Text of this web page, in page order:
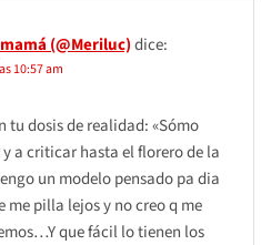
(@Meriluc)dice:
10:57 am
dosis de realidad: «Sómo
a criticar hasta el florero de la
un modelo pensado pa dia
me pilla lejos y no creo q me
que fácil lo tienen los